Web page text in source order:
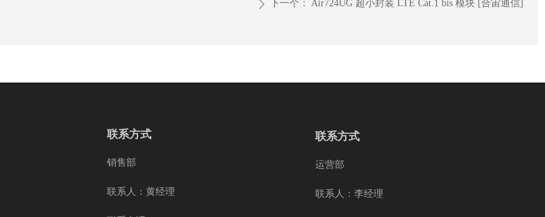
ꄲ 下一个： Air724UG 超小封装 LTE Cat.1 bis 模块 [合宙通信]
联系方式
销售部
联系人：黄经理
联系方式
运营部
联系人：李经理